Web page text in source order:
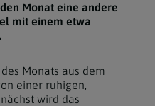
Monat eine andere
mit einem etwa
Monats aus dem
einer ruhigen,
wird das